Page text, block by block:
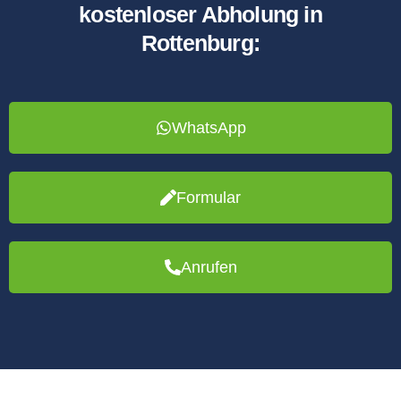
kostenloser Abholung in
Rottenburg:
WhatsApp
Formular
Anrufen